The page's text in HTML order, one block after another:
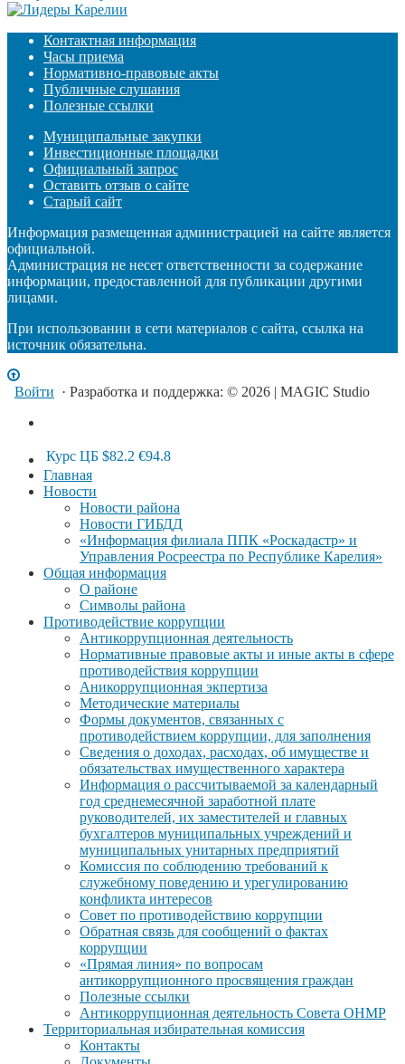
Контактная информация
Часы приема
Нормативно-правовые акты
Публичные слушания
Полезные ссылки
Муниципальные закупки
Инвестиционные площадки
Официальный запрос
Оставить отзыв о сайте
Старый сайт
Информация размещенная администрацией на сайте является
официальной.
Администрация не несет ответственности за содержание
информации, предоставленной для публикации другими
лицами.
При использовании в сети материалов с сайта, ссылка на
источник обязательна.
Войти · Разработка и поддержка: © 2026 | MAGIC Studio
Курс ЦБ $82.2 €94.8
Главная
Новости
Новости района
Новости ГИБДД
«Информация филиала ППК «Роскадастр» и
Управления Росреестра по Республике Карелия»
Общая информация
О районе
Символы района
Противодействие коррупции
Антикоррупционная деятельность
Нормативные правовые акты и иные акты в сфере
противодействия коррупции
Аникоррупционная экпертиза
Методические материалы
Формы документов, связанных с
противодействием коррупции, для заполнения
Сведения о доходах, расходах, об имуществе и
обязательствах имущественного характера
Информация о рассчитываемой за календарный
год среднемесячной заработной плате
руководителей, их заместителей и главных
бухгалтеров муниципальных учреждений и
муниципальных унитарных предприятий
Комиссия по соблюдению требований к
служебному поведению и урегулированию
конфликта интересов
Совет по противодействию коррупции
Обратная связь для сообщений о фактах
коррупции
«Прямая линия» по вопросам
антикоррупционного просвящения граждан
Полезные ссылки
Антикоррупционная деятельность Совета ОНМР
Территориальная избирательная комиссия
Контакты